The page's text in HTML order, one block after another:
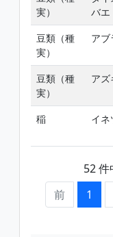
実）
バエ
豆類（種
実）
ア
豆類（種
実）
ア
稲
イネ
52 件
前
1